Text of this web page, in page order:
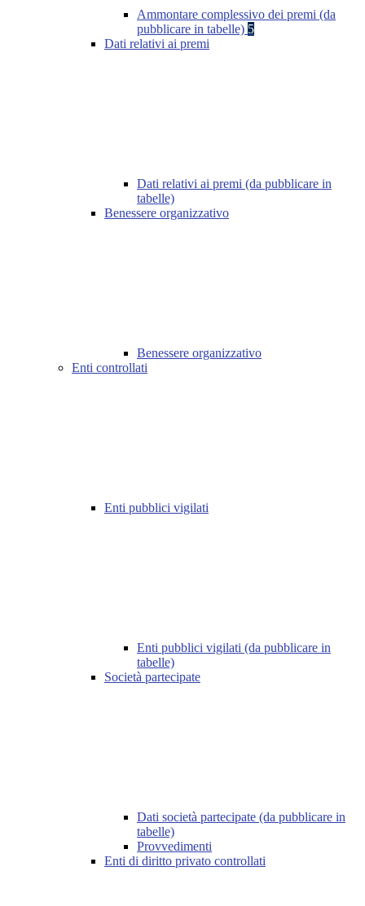
Ammontare complessivo dei premi (da
pubblicare in tabelle) 5
Dati relativi ai premi
Dati relativi ai premi (da pubblicare in
tabelle)
Benessere organizzativo
Benessere organizzativo
Enti controllati
Enti pubblici vigilati
Enti pubblici vigilati (da pubblicare in
tabelle)
Società partecipate
Dati società partecipate (da pubblicare in
tabelle)
Provvedimenti
Enti di diritto privato controllati